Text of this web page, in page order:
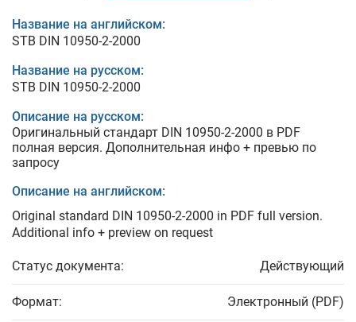
Название на английском:
STB DIN 10950-2-2000
Название на русском:
STB DIN 10950-2-2000
Описание на русском:
Оригинальный стандарт DIN 10950-2-2000 в PDF
полная версия. Дополнительная инфо + превью по
запросу
Описание на английском:
Original standard DIN 10950-2-2000 in PDF full version.
Additional info + preview on request
Статус документа: Действующий
Формат: Электронный (PDF)